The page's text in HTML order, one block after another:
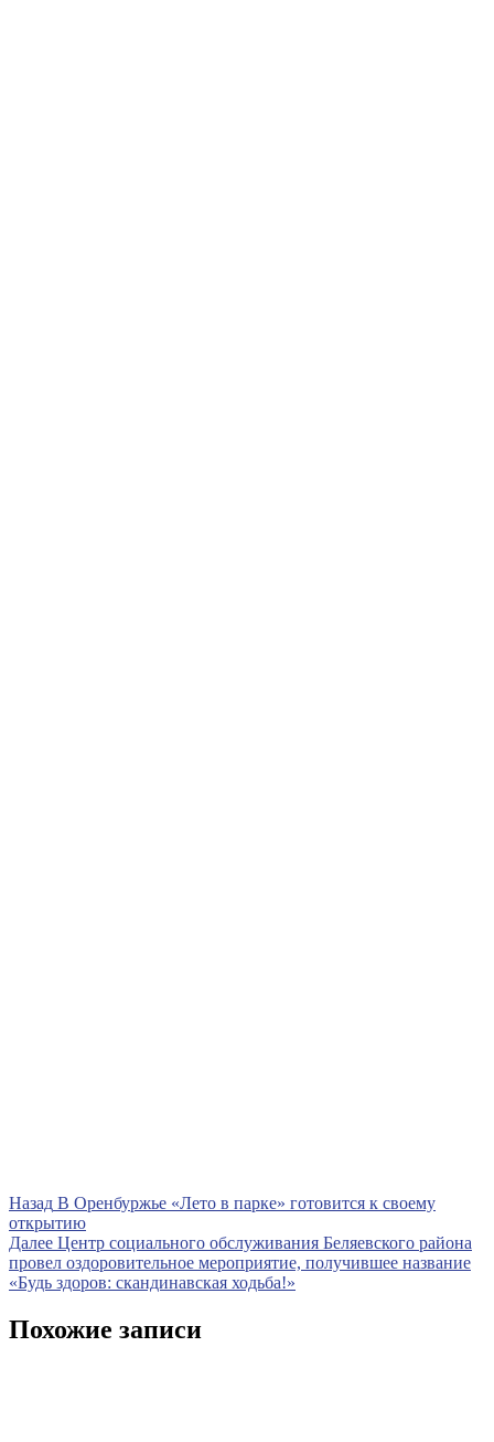
Навигация
по
записям
Назад Предыдущая
запись
В Оренбуржье «Лето в парке» готовится к своему
открытию
Далее Следующая
запись
Центр социального обслуживания Беляевского района
провел оздоровительное мероприятие, получившее название
«Будь здоров: скандинавская ходьба!»
Похожие записи